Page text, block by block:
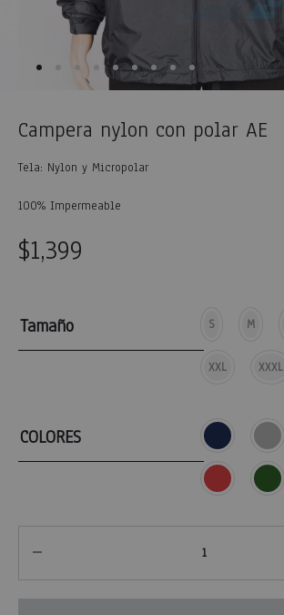
Campera nylon con polar AE
Tela: Nylon y Micropolar
100% Impermeable
$1,399
Tamaño S M
XXL XXXL
COLORES